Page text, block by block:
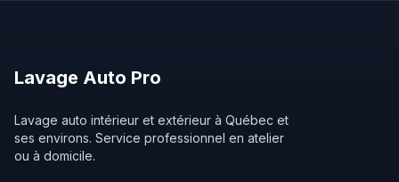
Lavage Auto Pro
Lavage auto intérieur et extérieur à Québec et
ses environs. Service professionnel en atelier
ou à domicile.